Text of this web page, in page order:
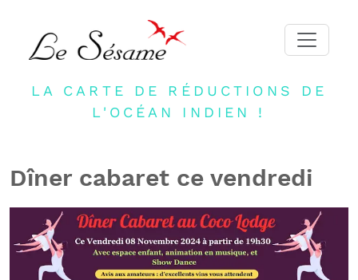
ACCUEIL
BLOG
NEWSLETTER
CONTACT
DEVENIR PARTENAIRE
LA CARTE DE RÉDUCTIONS DE
L'OCÉAN INDIEN !
Dîner cabaret ce vendredi